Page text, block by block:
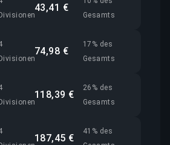
43,41 €
Gesamts
74,98 €
17% des
Gesamts
118,39 €
26% des
Gesamts
187,45 €
41% des